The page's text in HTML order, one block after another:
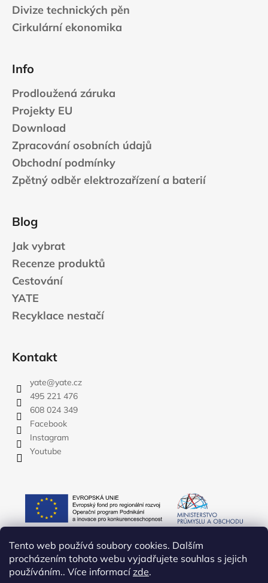
Tento web používá soubory cookies. Dalším
procházením tohoto webu vyjadřujete souhlas s jejich
používáním.. Více informacízde.
Divize technických pěn
Cirkulární ekonomika
Info
Prodloužená záruka
Projekty EU
Download
Zpracování osobních údajů
Obchodní podmínky
Zpětný odběr elektrozařízení a baterií
Blog
Jak vybrat
Recenze produktů
Cestování
YATE
Recyklace nestačí
Kontakt
yate@yate.cz
495 221 476
608 024 349
Facebook
Instagram
Youtube